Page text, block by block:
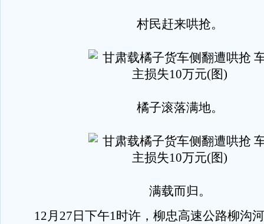
村民赶来哄抢。
橘子滚落满地。
满载而归。
12月27日下午1时许，柳忠高速公路柳沟河